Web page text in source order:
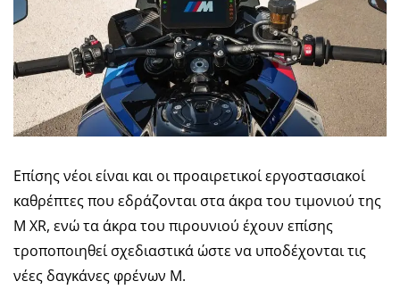
Επίσης νέοι είναι και οι προαιρετικοί εργοστασιακοί
καθρέπτες που εδράζονται στα άκρα του τιμονιού της
M XR, ενώ τα άκρα του πιρουνιού έχουν επίσης
τροποποιηθεί σχεδιαστικά ώστε να υποδέχονται τις
νέες δαγκάνες φρένων M.